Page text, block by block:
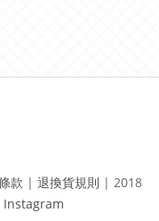
款 | 退換貨規則 | 2018
Instagram